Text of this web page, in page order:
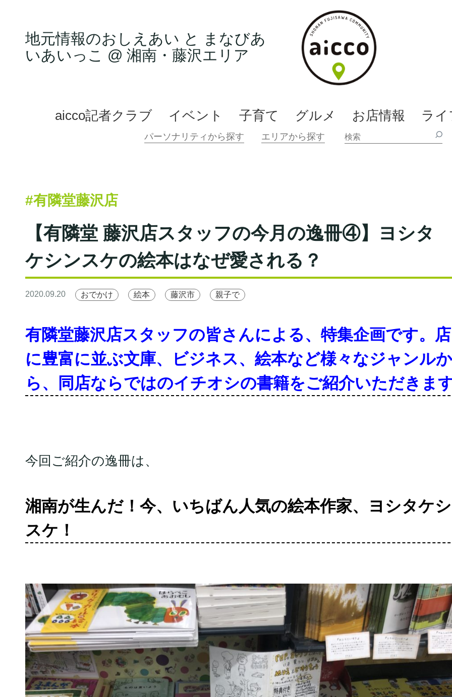
地元情報のおしえあい と まなびあ
いあいっこ @ 湘南・藤沢エリア
aicco記者クラブ イベント 子育て グルメ お店情報 ラ
#有隣堂藤沢店
【有隣堂 藤沢店スタッフの今月の逸冊④】ヨシタ
ケシンスケの絵本はなぜ愛される？
2020.09.20 おでかけ 絵本 藤沢市 親子で
有隣堂藤沢店スタッフの皆さんによる、特集企画です。
に豊富に並ぶ文庫、ビジネス、絵本など様々なジャンルか
ら、同店ならではのイチオシの書籍をご紹介いただきま
今回ご紹介の逸冊は、
湘南が生んだ！今、いちばん人気の絵本作家、ヨシタケ
スケ！